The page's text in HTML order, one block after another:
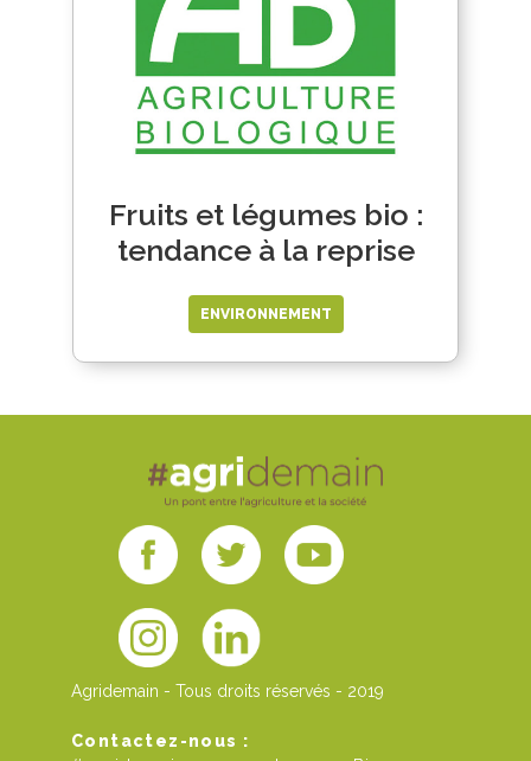
Fruits et légumes bio :
tendance à la reprise
ENVIRONNEMENT
Agridemain - Tous droits réservés - 2019
Contactez-nous :